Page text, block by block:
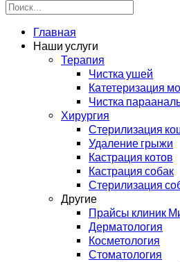
Главная
Наши услуги
Терапия
Чистка ушей
Катетеризация
Чистка
Хирургия
Стерилизация
Удаление грыжи
Кастрация котов
Кастрация собак
Стерилизация
Другие
Прайсы клиник
Дерматология
Косметология
Стоматология